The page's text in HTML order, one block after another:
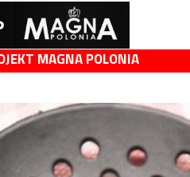
MAGNA POLONIA